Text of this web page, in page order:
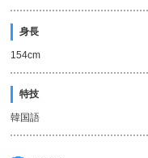
身長
154cm
特技
韓国語